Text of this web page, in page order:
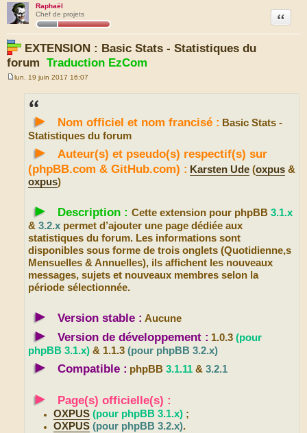
Raphaël
Chef de projets
EXTENSION : Basic Stats - Statistiques du
forum Traduction EzCom
Citation
lun. 19 juin 2017 16:07
► Nom officiel et nom francisé : Basic Stats -
Statistiques du forum
►
Auteur(s) et pseudo(s) respectif(s) sur
(phpBB.com & GitHub.com) : Karsten Ude (oxpus &
oxpus)
► Description : Cette extension pour phpBB 3.1.x
& 3.2.x permet d’ajouter une page dédiée aux
statistiques du forum. Les informations sont
disponibles sous forme de trois onglets (Quotidienne,s
Mensuelles & Annuelles), ils affichent les nouveaux
messages, sujets et nouveaux membres selon la
période sélectionnée.
► Version stable : Aucune
► Version de développement : 1.0.3 (pour
phpBB 3.1.x) & 1.1.3 (pour phpBB 3.2.x)
► Compatible : phpBB 3.1.11 & 3.2.1
► Page(s) officielle(s) :
OXPUS (pour phpBB 3.1.x) ;
OXPUS (pour phpBB 3.2.x).